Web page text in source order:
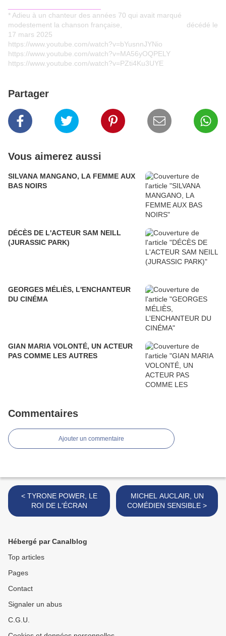
* Adieu à un chanteur des années 70 qui avait marqué
modestement la chanson française, décédé le
17 mars 2025
https://www.youtube.com/watch?v=bYusnnJYNio
https://www.youtube.com/watch?v=MA56yOQPELY
https://www.youtube.com/watch?v=PZti4Ku3UYE
Partager
Vous aimerez aussi
SILVANA MANGANO, LA FEMME AUX
BAS NOIRS
DÉCÈS DE L'ACTEUR SAM NEILL
(JURASSIC PARK)
GEORGES MÉLIÈS, L'ENCHANTEUR
DU CINÉMA
GIAN MARIA VOLONTÉ, UN ACTEUR
PAS COMME LES AUTRES
Commentaires
Ajouter un commentaire
< TYRONE POWER, LE
ROI DE L'ÉCRAN
MICHEL AUCLAIR, UN
COMÉDIEN SENSIBLE >
Hébergé par Canalblog
Top articles
Pages
Contact
Signaler un abus
C.G.U.